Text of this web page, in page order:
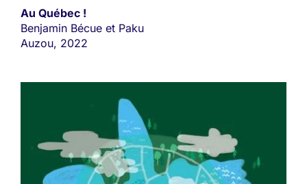
Au Québec !
Benjamin Bécue et Paku
Auzou, 2022